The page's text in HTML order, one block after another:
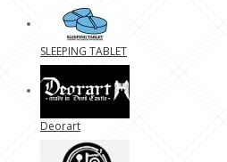
SLEEPING TABLET
Deorart